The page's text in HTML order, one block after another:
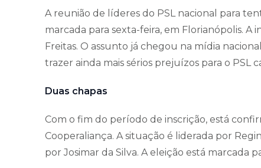
A reunião de líderes do PSL nacional para
marcada para sexta-feira, em Florianópolis.
Freitas. O assunto já chegou na mídia
trazer ainda mais sérios prejuízos para o PSL
Duas chapas
Com o fim do período de inscrição, está
Cooperaliança. A situação é liderada por
por Josimar da Silva. A eleição está marcada